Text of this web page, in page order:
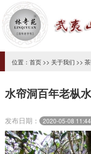
位置： 首页 >> 关于我们 >>
水帘洞百年老枞
发布日期： 2020-05-08